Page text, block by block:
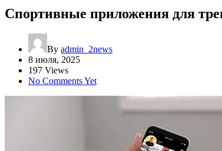
Спортивные приложения для
By admin_2news
8 июля, 2025
197 Views
No Comments Yet